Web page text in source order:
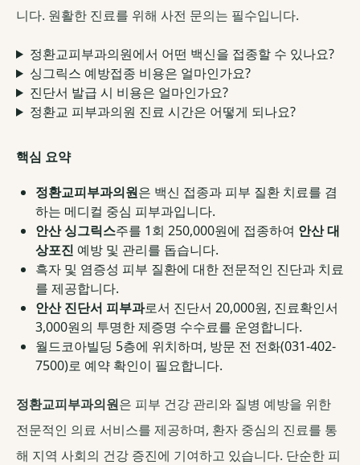
니다. 원활한 진료를 위해 사전 문의는 필수입니다.
정환교피부과의원에서 어떤 백신을 접종할 수 있나요?
싱그릭스 예방접종 비용은 얼마인가요?
진단서 발급 시 비용은 얼마인가요?
정환교 피부과의원 진료 시간은 어떻게 되나요?
핵심 요약
정환교피부과의원은 백신 접종과 피부 질환 치료를 겸
하는 메디컬 중심 피부과입니다.
안산 싱그릭스주를 1회 250,000원에 접종하여 안산 대
상포진 예방 및 관리를 돕습니다.
흑자 및 염증성 피부 질환에 대한 전문적인 진단과 치료
를 제공합니다.
안산 진단서 피부과로서 진단서 20,000원, 진료확인서
3,000원의 투명한 제증명 수수료를 운영합니다.
월드코아빌딩 5층에 위치하며, 방문 전 전화(031-402-
7500)로 예약 확인이 필요합니다.
정환교피부과의원은 피부 건강 관리와 질병 예방을 위한
전문적인 의료 서비스를 제공하며, 환자 중심의 진료를 통
해 지역 사회의 건강 증진에 기여하고 있습니다. 단순한 피